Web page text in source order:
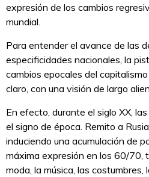
expresión de los cambios
mundial.
Para entender el avance de las
especificidades nacionales, la
cambios epocales del
claro, con una visión de largo
En efecto, durante el siglo XX,
el signo de época. Remito a
induciendo una acumulación de
máxima expresión en los 60/70,
moda, la música, las costumbres,